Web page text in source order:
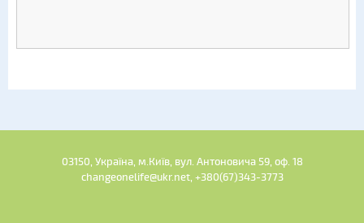
03150, Україна, м.Київ, вул. Антоновича 59, оф. 18
changeonelife@ukr.net, +380(67)343-3773